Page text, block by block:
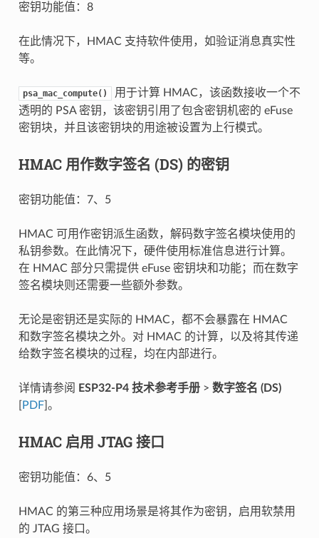
密钥功能值：8
在此情况下，HMAC 支持软件使用，如验证消息真实性
等。
psa_mac_compute()
用于计算 HMAC，该函数接收一个不
透明的 PSA 密钥，该密钥引用了包含密钥机密的 eFuse
密钥块，并且该密钥块的用途被设置为上行模式。
HMAC 用作数字签名 (DS) 的密钥
密钥功能值：7、5
HMAC 可用作密钥派生函数，解码数字签名模块使用的
私钥参数。在此情况下，硬件使用标准信息进行计算。
在 HMAC 部分只需提供 eFuse 密钥块和功能；而在数字
签名模块则还需要一些额外参数。
无论是密钥还是实际的 HMAC，都不会暴露在 HMAC
和数字签名模块之外。对 HMAC 的计算，以及将其传递
给数字签名模块的过程，均在内部进行。
详情请参阅 ESP32-P4 技术参考手册> 数字签名 (DS)
PDF]。
HMAC 启用 JTAG 接口
密钥功能值：6、5
HMAC 的第三种应用场景是将其作为密钥，启用软禁用
的 JTAG 接口。